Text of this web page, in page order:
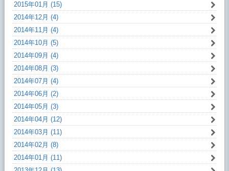
2015年01月 (15)
2014年12月 (4)
2014年11月 (4)
2014年10月 (5)
2014年09月 (4)
2014年08月 (3)
2014年07月 (4)
2014年06月 (2)
2014年05月 (3)
2014年04月 (12)
2014年03月 (11)
2014年02月 (8)
2014年01月 (11)